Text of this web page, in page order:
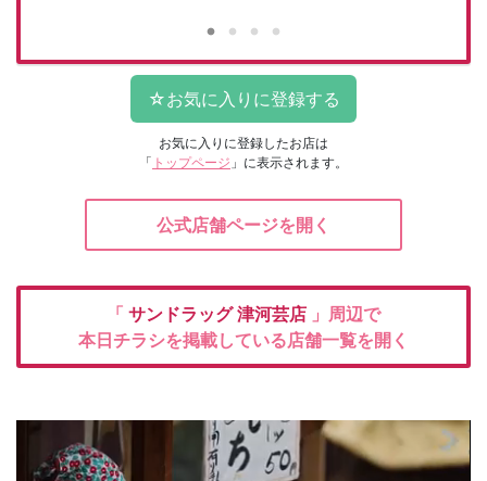
お気に入りに登録したお店は
「 トップページ 」に表示されます。
公式店舗ページを開く
「 サンドラッグ津河芸店 」周辺で
本日チラシを掲載している店舗一覧を開く